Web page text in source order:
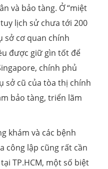
và bảo tàng. Ở “miệt
lịch sử chưa tới 200
sở cơ quan chính
được giữ gìn tốt để
chính phủ
sở cũ của tòa thị chính
bảo tàng, triển lãm
khám và các bệnh
công lập cũng rất cần
TP.HCM, một số biệt